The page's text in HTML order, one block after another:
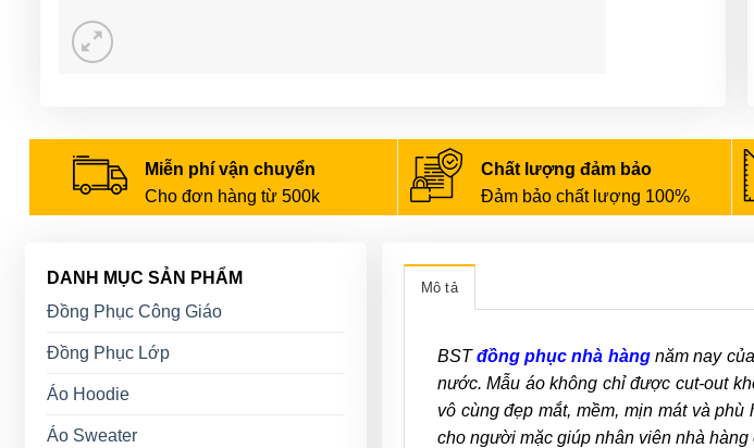
Miễn phí vận chuyển
Cho đơn hàng từ 500k
Chất lượng đảm bảo
Đảm bảo chất lượng 100%
DANH MỤC SẢN PHẨM
Đồng Phục Công Giáo
Đồng Phục Lớp
Áo Hoodie
Áo Sweater
Mô tả
BSTđồng phục nhà hàngnăm nay
nước. Mẫu áo không chỉ được cut-out
vô cùng đẹp mắt, mềm, mịn mát và
cho người mặc giúp nhân viên nhà